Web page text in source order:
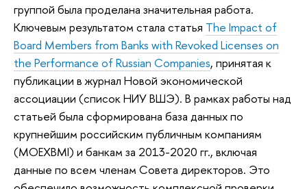
группой была проделана значительная работа.
Ключевым результатом стала статья The Impact of
Board Members from Banks with Revoked Licenses on
the Performance of Russian Companies, принятая к
публикации в журнал Новой экономической
ассоциации (список НИУ ВШЭ). В рамках работы над
статьей была сформирована база данных по
крупнейшим российским публичным компаниям
(MOEXBMI) и банкам за 2013-2020 гг., включая
данные по всем членам Совета директоров. Это